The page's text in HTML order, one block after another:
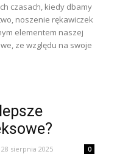
czasach, kiedy dbamy
noszenie rękawiczek
elementem naszej
ze względu na swoje
28 sierpnia 2025 0